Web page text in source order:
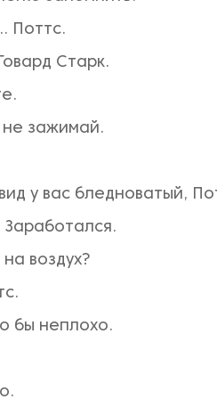
Поттс.
Старк.
зажимай.
у вас бледноватый,
воздух?
бы неплохо.